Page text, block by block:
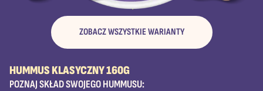
ZOBACZ WSZYSTKIE WARIANTY
HUMMUS KLASYCZNY 160G
POZNAJ SKŁAD SWOJEGO HUMMUSU: